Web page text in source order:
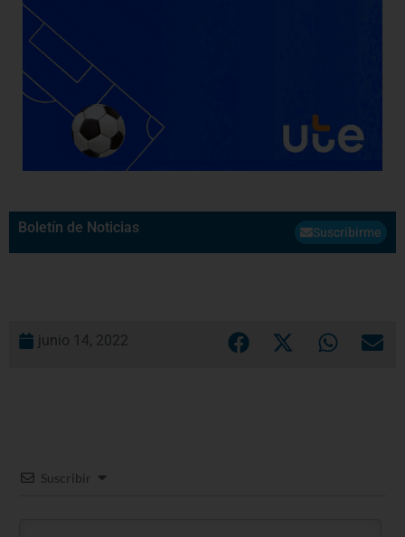
Boletín de Noticias Suscribirme
junio 14, 2022
Suscribir